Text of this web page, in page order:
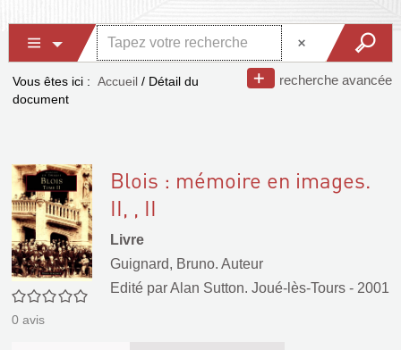
recherche avancée
Vous êtes ici : Accueil / Détail du
document
0/5
0 avis
Blois : mémoire en images.
II, , II
Livre
Guignard, Bruno. Auteur
Edité parAlan Sutton. Joué-lès-Tours - 2001